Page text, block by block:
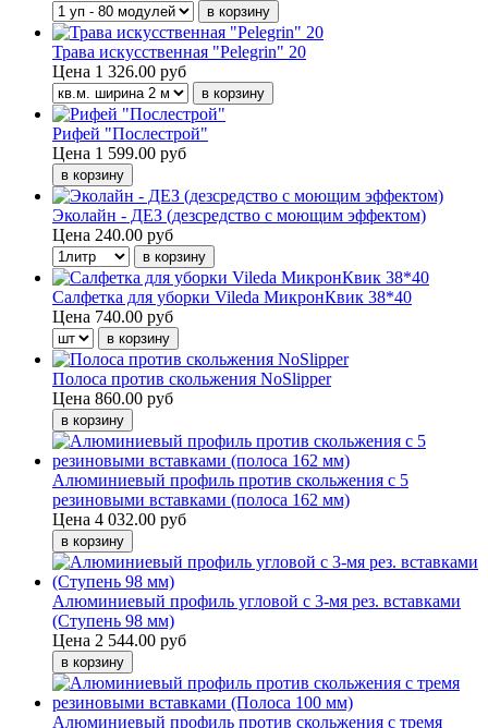
Трава искусственная "Pelegrin" 20
Цена 1 326.00 руб
Рифей "Послестрой"
Цена 1 599.00 руб
Эколайн - ДЕЗ (дезсредство с моющим эффектом)
Цена 240.00 руб
Салфетка для уборки Vileda МикронКвик 38*40
Цена 740.00 руб
Полоса против скольжения NoSlipper
Цена 860.00 руб
Алюминиевый профиль против скольжения с 5
резиновыми вставками (полоса 162 мм)
Цена 4 032.00 руб
Алюминиевый профиль угловой с 3-мя рез. вставками
(Ступень 98 мм)
Цена 2 544.00 руб
Алюминиевый профиль против скольжения с тремя